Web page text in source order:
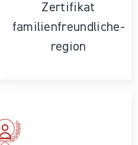
Zertifikat
familienfreundliche­
region